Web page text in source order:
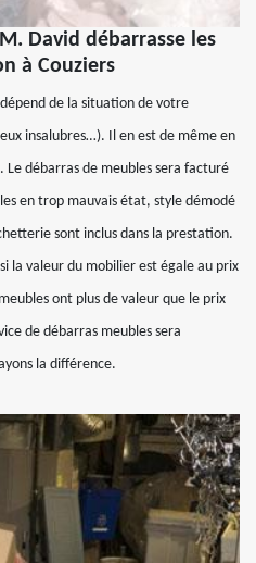
David débarrasse les
à Couziers
de la situation de votre
insalubres…). Il en est de même en
Le débarras de meubles sera facturé
en trop mauvais état, style démodé
sont inclus dans la prestation.
la valeur du mobilier est égale au prix
ont plus de valeur que le prix
de débarras meubles sera
la différence.